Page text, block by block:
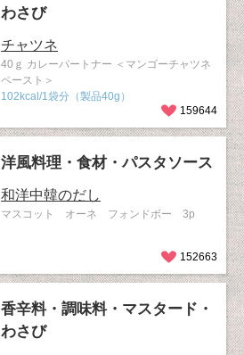
わさび
チャツネ
40ｇ カレーパートナー ＜マンゴーチャツネ
ペースト＞
102kcal/1袋分（製品40g）
159644
洋風料理・食材・パスタソース
和洋中韓のだし
マスコット オーネ フォンドボー 3p
152663
香辛料・調味料・マスタード・
わさび